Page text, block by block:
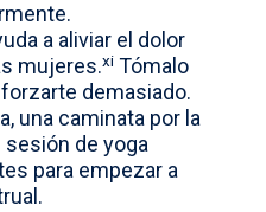
a aliviar el dolor
mujeres.xi Tómalo
demasiado.
una caminata por la
de yoga
para empezar a